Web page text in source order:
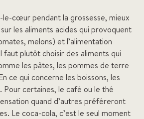
cœur pendant la grossesse, mieux
les aliments acides qui provoquent
melons) et l’alimentation
faut plutôt choisir des aliments qui
les pâtes, les pommes de terre
ce qui concerne les boissons, les
certaines, le café ou le thé
quand d’autres préféreront
Le coca-cola, c’est le seul moment